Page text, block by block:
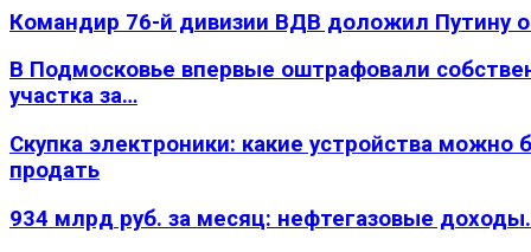
Командир 76-й дивизии ВДВ доложил Путину
В Подмосковье впервые оштрафовали
участка за…
Скупка электроники: какие устройства можно
продать
934 млрд руб. за месяц: нефтегазовые